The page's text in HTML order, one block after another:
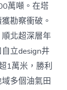
萬噸。在塔
勘察衝破。
北超深層年
立design井
1萬米，勝利
多個油氣田